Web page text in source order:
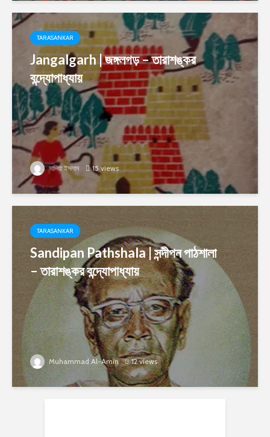
TARASANKAR
Jangalgarh | জঙ্গলগড় – তারাশঙ্কর
বন্দ্যোপাধ্যায়
সাদিয়া ইসলাম 15 views
TARASANKAR
Sandipan Pathshala | সন্দীপন পাঠশালা
– তারাশঙ্কর বন্দ্যোপাধ্যায়
Muhammad Al-Amin 12 views